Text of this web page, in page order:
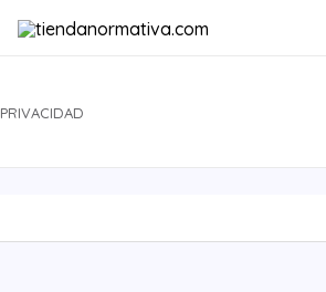
PRIVACIDAD